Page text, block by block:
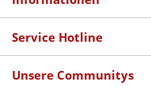
Service Hotline
Unsere Communitys